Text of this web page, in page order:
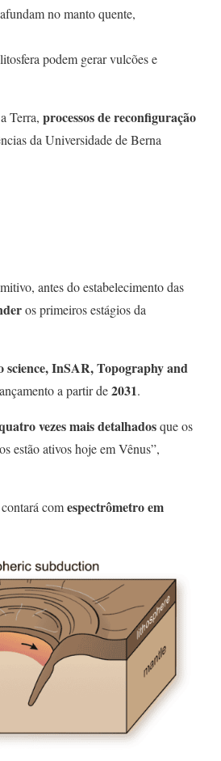
no manto quente,
podem gerar vulcões e
Terra, processos de reconfiguração
da Universidade de Berna
antes do estabelecimento das
os primeiros estágios da
science, InSAR, Topography and
a partir de2031.
vezes mais detalhadosque os
estão ativos hoje em Vênus”,
comespectrômetro em